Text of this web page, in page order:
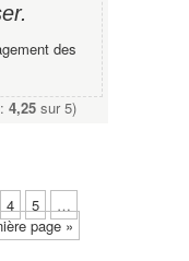
des
4,25 sur 5)
4 5
…
page »